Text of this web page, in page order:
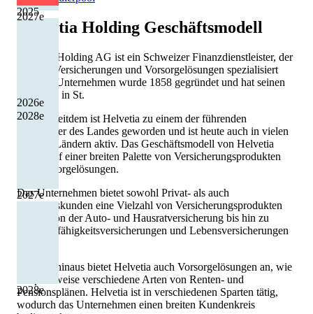
2027e
2028e
2025
2026e
2027e
2028e
Helvetia Holding Geschäftsmodell
Helvetia Holding AG ist ein Schweizer Finanzdienstleister, der
sich auf Versicherungen und Vorsorgelösungen spezialisiert
hat. Das Unternehmen wurde 1858 gegründet und hat seinen
Hauptsitz in St.
Gallen. Seitdem ist Helvetia zu einem der führenden
Versicherer des Landes geworden und ist heute auch in vielen
anderen Ländern aktiv. Das Geschäftsmodell von Helvetia
basiert auf einer breiten Palette von Versicherungsprodukten
und Vorsorgelösungen.
Das Unternehmen bietet sowohl Privat- als auch
Geschäftskunden eine Vielzahl von Versicherungsprodukten
an, die von der Auto- und Hausratversicherung bis hin zu
Berufsunfähigkeitsversicherungen und Lebensversicherungen
Darüber hinaus bietet Helvetia auch Vorsorgelösungen an, wie
beispielsweise verschiedene Arten von Renten- und
Pensionsplänen. Helvetia ist in verschiedenen Sparten tätig,
wodurch das Unternehmen einen breiten Kundenkreis